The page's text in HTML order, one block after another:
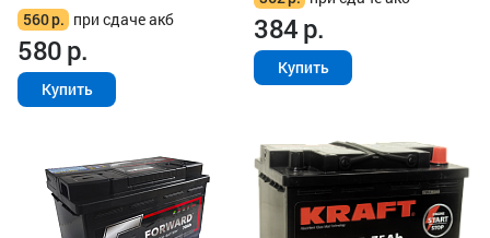
560р. при сдаче акб
580р.
Купить
384р.
Купить